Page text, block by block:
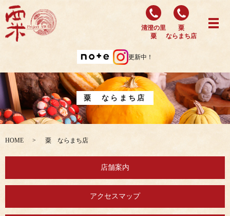
更新中！
清澄の里
粟
粟
ならまち店
粟 ならまち店
HOME 粟 ならまち店
店舗案内
アクセスマップ